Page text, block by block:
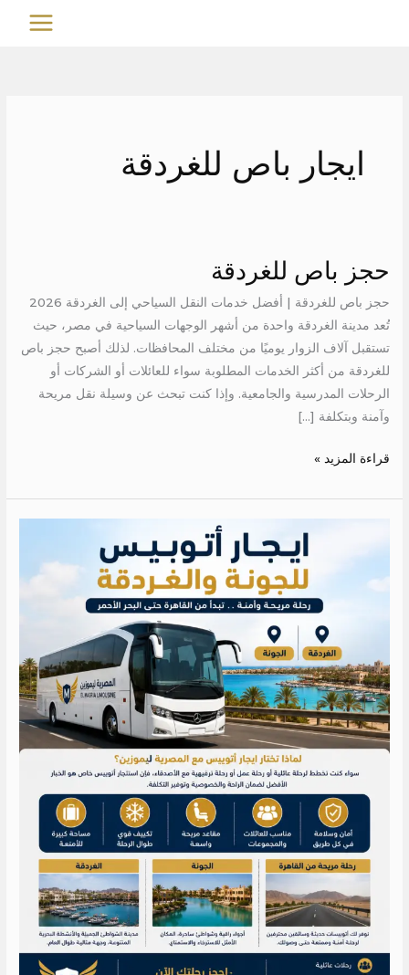
MAIN
ايجار باص للغردقة
حجز باص للغردقة
حجز باص للغردقة | أفضل خدمات النقل السياحي إلى الغردقة 2026
تُعد مدينة الغردقة واحدة من أشهر الوجهات السياحية في مصر، حيث
تستقبل آلاف الزوار يوميًا من مختلف المحافظات. لذلك أصبح حجز باص
للغردقة من أكثر الخدمات المطلوبة سواء للعائلات أو الشركات أو
الرحلات المدرسية والجامعية. وإذا كنت تبحث عن وسيلة نقل مريحة
وآمنة وبتكلفة […]
للغردقة
قراءة المزيد »
للجونة